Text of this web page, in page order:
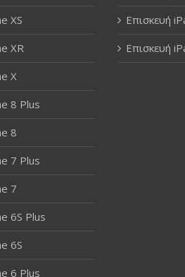
XS
XR
X
8 Plus
8
7 Plus
7
6S Plus
6S
6 Plus
Επισκευή
Επισκευή